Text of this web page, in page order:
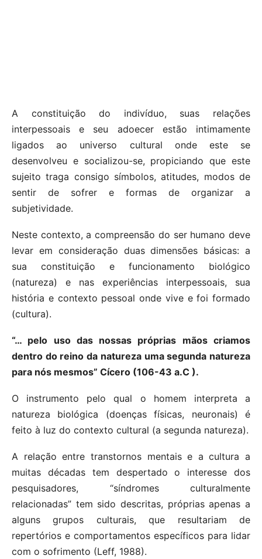
A constituição do indivíduo, suas relações
interpessoais e seu adoecer estão intimamente
ligados ao universo cultural onde este se
desenvolveu e socializou-se, propiciando que este
sujeito traga consigo símbolos, atitudes, modos de
sentir de sofrer e formas de organizar a
subjetividade.
Neste contexto, a compreensão do ser humano deve
levar em consideração duas dimensões básicas: a
sua constituição e funcionamento biológico
(natureza) e nas experiências interpessoais, sua
história e contexto pessoal onde vive e foi formado
(cultura).
“… pelo uso das nossas próprias mãos criamos
dentro do reino da natureza uma segunda natureza
para nós mesmos” Cícero (106-43 a.C ).
O instrumento pelo qual o homem interpreta a
natureza biológica (doenças físicas, neuronais) é
feito à luz do contexto cultural (a segunda natureza).
A relação entre transtornos mentais e a cultura a
muitas décadas tem despertado o interesse dos
pesquisadores, “síndromes culturalmente
relacionadas” tem sido descritas, próprias apenas a
alguns grupos culturais, que resultariam de
repertórios e comportamentos específicos para lidar
com o sofrimento (Leff, 1988).